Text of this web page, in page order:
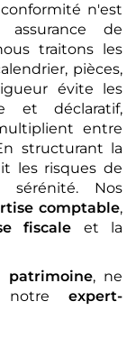
n'est
de
traitons les
pièces,
évite les
et déclaratif,
entre
structurant la
les risques de
Nos
comptable,
fiscale et la
patrimoine, ne
notre expert-